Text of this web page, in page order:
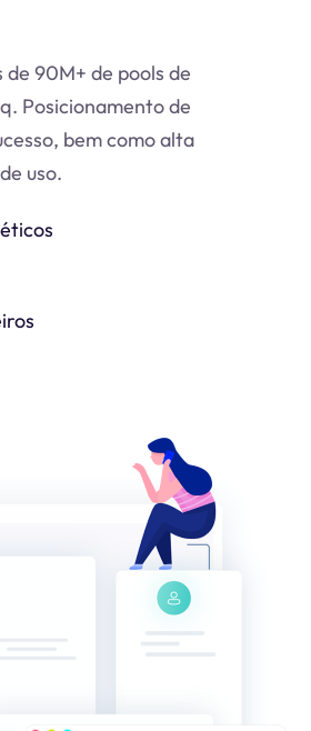
90M+ de pools de
. Posicionamento de
bem como alta
uso.